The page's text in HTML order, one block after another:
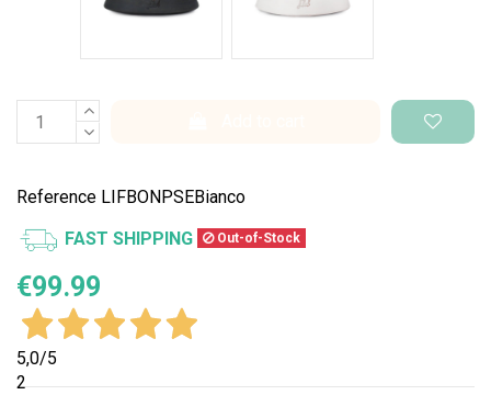
Reference LIFBONPSEBianco
FAST SHIPPING Out-of-Stock
€99.99
5,0/5
2